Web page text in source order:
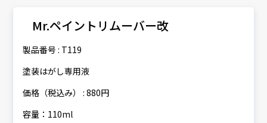
Mr.ペイントリムーバー改
製品番号 : T119
塗装はがし専用液
価格（税込み） : 880円
容量：110ml